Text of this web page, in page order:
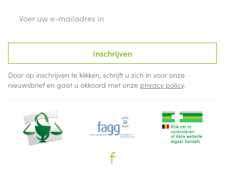
Inschrijven
Door op inschrijven te klikken, schrijft u zich in voor onze
nieuwsbrief en gaat u akkoord met onze privacy policy.